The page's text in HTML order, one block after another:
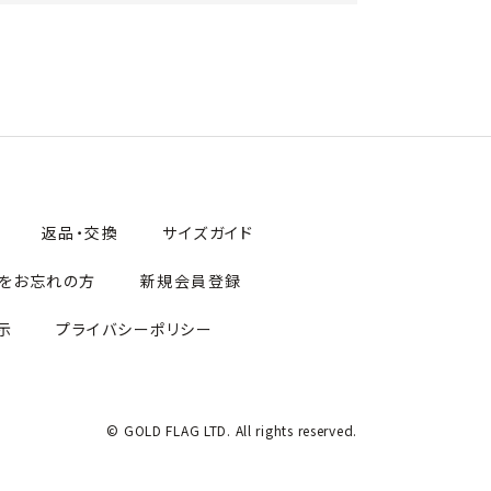
返品・交換 サイズガイド
お忘れの方 新規会員登録
プライバシーポリシー
© GOLD FLAG LTD. All rights reserved.